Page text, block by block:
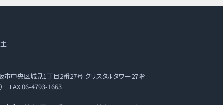
市中央区城見1丁目2番27号 クリスタルタワー27階
FAX:06-4793-1663